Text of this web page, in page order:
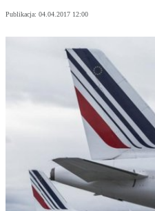
Publikacja: 04.04.2017 12:00